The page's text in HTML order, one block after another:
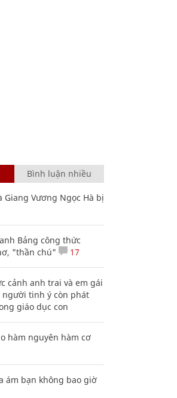
Bình luận nhiều
Giang Vương Ngọc Hà bị
Bảng công thức
"thần chú"
17
cảnh anh trai và em gái
tinh ý còn phát
giáo dục con
hàm nguyên hàm cơ
ám bạn không bao giờ